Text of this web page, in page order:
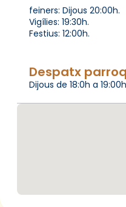
feiners: Dijous 20:00h.
Vigílies: 19:30h.
Festius: 12:00h.
Despatx
Dijous de 18:0h a 19:00h